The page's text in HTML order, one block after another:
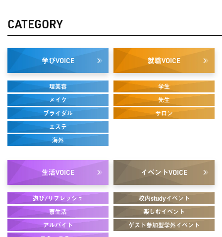
CATEGORY
学びVOICE
理美容
メイク
ブライダル
エステ
海外
就職VOICE
学生
先生
サロン
生活VOICE
遊び/リフレッシュ
寮生活
アルバイト
イベントVOICE
校内studyイベント
楽しむイベント
ゲスト参加型学外イベント